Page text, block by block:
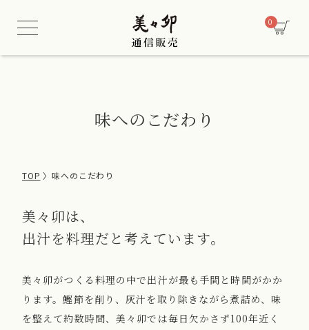
0
味へのこだわり
TOP 味へのこだわり
美々卯は、
出汁を料理だと考えています。
美々卯がつくる料理の中で出汁が最も手間と時間がかか
ります。鰹節を削り、灰汁を取り除きながら煮詰め、味
を整えて約数時間、美々卯では毎日欠かさず100年近く